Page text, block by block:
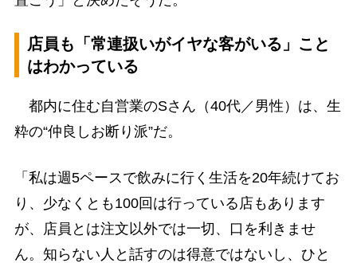
店員も「常連扱いがイヤな客がいる」こと
はわかっている
都内に住む自営業のSさん（40代／男性）は、生
粋の“仲良しお断り派”だ。
「私は週5ペースで飲みに行く生活を20年続けてお
り、少なくとも100回は行っている店もあります
が、店員とは注文以外では一切、口を利きませ
ん。知らない人と話すのは得意ではないし、ひと